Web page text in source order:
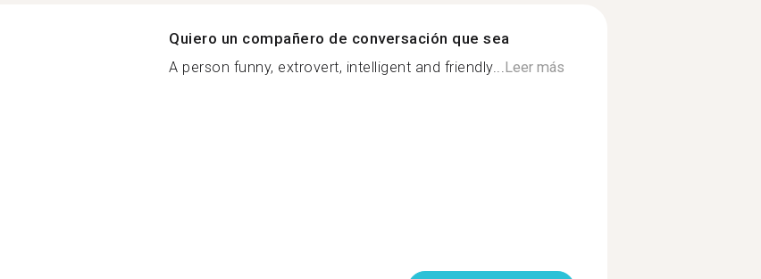
Quiero un compañero de conversación que sea
A person funny, extrovert, intelligent and friendly...Leer más